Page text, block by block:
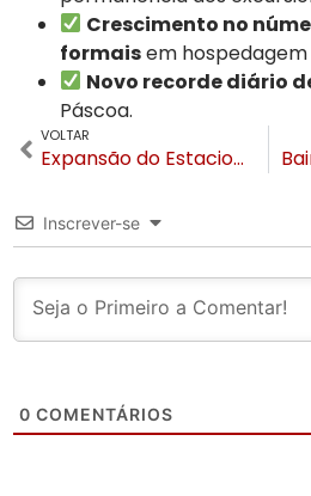
Crescimento no
formaisem
Novo recorde diário
Páscoa.
VOLTAR
Expansão do Estacionamento Rotativo em Gramado é tema de Audiência Pública na Câmara de Vereadores
Inscrever-se
0 COMENTÁRIOS